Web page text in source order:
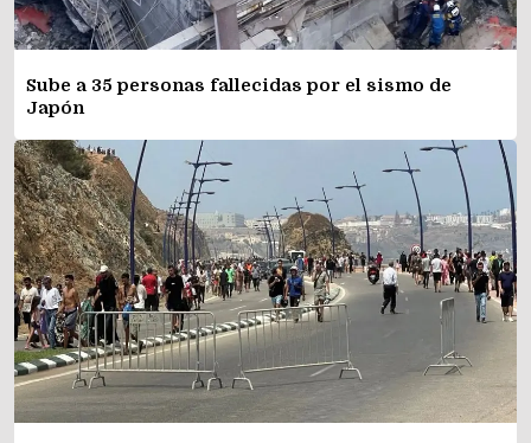
Sube a 35 personas fallecidas por el sismo de
Japón